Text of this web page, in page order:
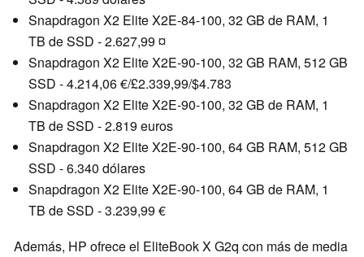
Snapdragon X2 Elite X2E-84-100, 32 GB de RAM, 1
TB de SSD - 2.627,99 ¤
Snapdragon X2 Elite X2E-90-100, 32 GB RAM, 512 GB
SSD - 4.214,06 €/£2.339,99/$4.783
Snapdragon X2 Elite X2E-90-100, 32 GB de RAM, 1
TB de SSD - 2.819 euros
Snapdragon X2 Elite X2E-90-100, 64 GB RAM, 512 GB
SSD - 6.340 dólares
Snapdragon X2 Elite X2E-90-100, 64 GB de RAM, 1
TB de SSD - 3.239,99 €
Además, HP ofrece el EliteBook X G2q con más de media